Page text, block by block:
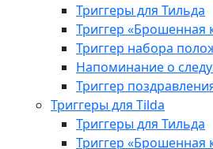
Триггеры для Тильда
Триггер «Брошенная
Триггер набора
Напоминание о
Триггер
Триггеры для Tilda
Триггеры для Тильда
Триггер «Брошенная